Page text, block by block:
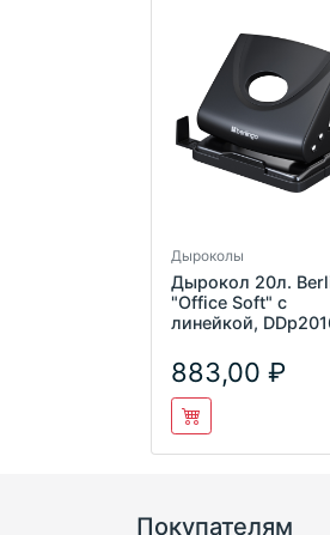
Дыроколы
Дырокол 20л.
"Office Soft" c
линейкой,
883,00
Покупателям